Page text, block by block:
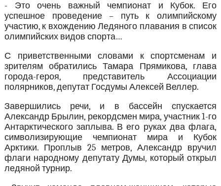
- Это очень важный чемпионат и Кубок. Его
успешное проведение – путь к олимпийскому
участию, к вхождению Ледяного плавания в список
олимпийских видов спорта…
С приветственными словами к спортсменам и
зрителям обратились Тамара Прямикова, глава
города-героя, представитель Ассоциации
полярников, депутат Госдумы Алексей Веллер.
Завершились речи, и в бассейн спускается
Александр Брылин, рекордсмен мира, участник 1-го
Антарктического заплыва. В его руках два флага,
символизирующие чемпионат мира и Кубок
Арктики. Проплыв 25 метров, Александр вручил
флаги народному депутату Думы, который открыл
ледяной турнир.